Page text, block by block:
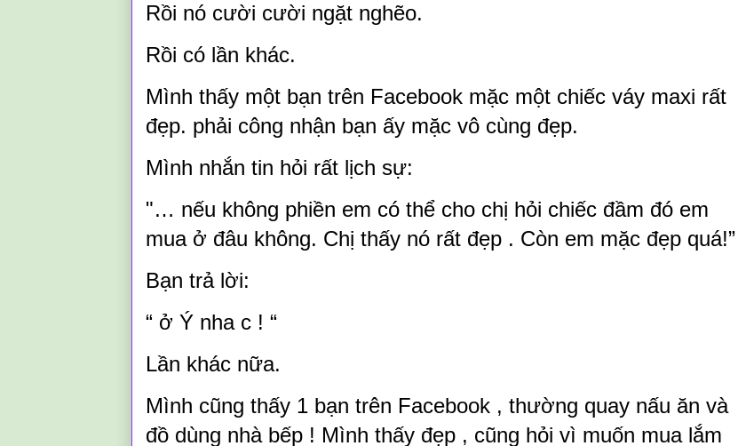
Rồi nó cười cười ngặt nghẽo.
Rồi có lần khác.
Mình thấy một bạn trên Facebook mặc một chiếc váy maxi rất
đẹp. phải công nhận bạn ấy mặc vô cùng đẹp.
Mình nhắn tin hỏi rất lịch sự:
"… nếu không phiền em có thể cho chị hỏi chiếc đầm đó em
mua ở đâu không. Chị thấy nó rất đẹp . Còn em mặc đẹp quá!”
Bạn trả lời:
“ ở Ý nha c ! “
Lần khác nữa.
Mình cũng thấy 1 bạn trên Facebook , thường quay nấu ăn và
đồ dùng nhà bếp ! Mình thấy đẹp , cũng hỏi vì muốn mua lắm